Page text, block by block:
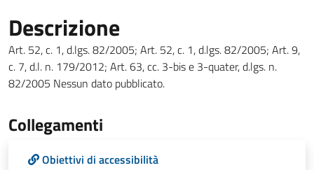
Descrizione
Art. 52, c. 1, d.lgs. 82/2005; Art. 52, c. 1, d.lgs. 82/2005; Art. 9,
c. 7, d.l. n. 179/2012; Art. 63, cc. 3-bis e 3-quater, d.lgs. n.
82/2005 Nessun dato pubblicato.
Collegamenti
Obiettivi di accessibilità